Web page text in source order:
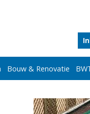
Bouw & Renovatie